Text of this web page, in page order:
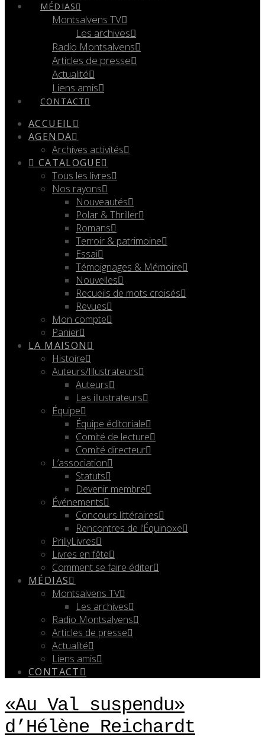
MÉDIAS
Montsalvens TV
Les archives
Radio Montsalvens
Articles de presse
Actualité
Liens amis
CONTACT
ACCUEIL
AGENDA
Archives activités
CATALOGUE
Tous les livres
Nos rayons
Nouveautés
Polar & Thriller
Romans
Terroir & patrimoine
Essai
Témoignages & Mémoire
Nouvelles
Recueils de mots croisés
Revues
Mon compte
Panier
LA MAISON
Histoire
Auteurs/Illustrateurs
Auteurs
Les illustrateurs
Équipe
Équipe éditoriale
Comité de lecture
Comité directeur
L’association
Statuts
Devenir membre
Événements
Concours littéraires
Rencontres de l’Équinoxe
PrillyLivres
Livres en fête
Comment se faire éditer
MÉDIAS
Montsalvens TV
Les archives
Radio Montsalvens
Articles de presse
Actualité
Liens amis
CONTACT
«Au Val suspendu»
d’Hélène Reichardt